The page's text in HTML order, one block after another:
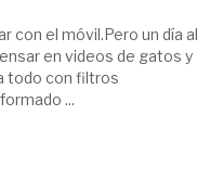
con el móvil.Pero un día al
en videos de gatos y
todo con filtros
...